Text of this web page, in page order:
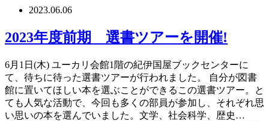
2023.06.06
2023年度前期 選書ツアーを開催!
6月1日(木) ユーカリ会館1階の紀伊国屋ブックセンターに
て、待ちに待った選書ツアーが行われました。 自分が図書
館に置いてほしい本を選ぶことができるこの選書ツアー。と
ても人気な活動で、今回も多くの部員が参加し、それぞれ思
い思いの本を選んでいました。文学、社会科学、歴史…